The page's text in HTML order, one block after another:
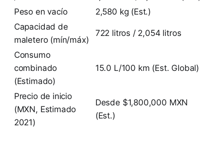
Peso en vacío
2,580 kg (Est.)
Capacidad de
maletero (mín/máx)
722 litros / 2,054 litros
Consumo
combinado
(Estimado)
15.0 L/100 km (Est. Global)
Precio de inicio
(MXN, Estimado
2021)
Desde $1,800,000 MXN
(Est.)